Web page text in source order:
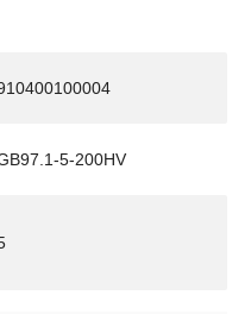
5-200HV